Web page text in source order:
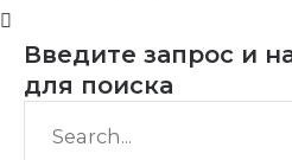
Введите запрос и
для поиска